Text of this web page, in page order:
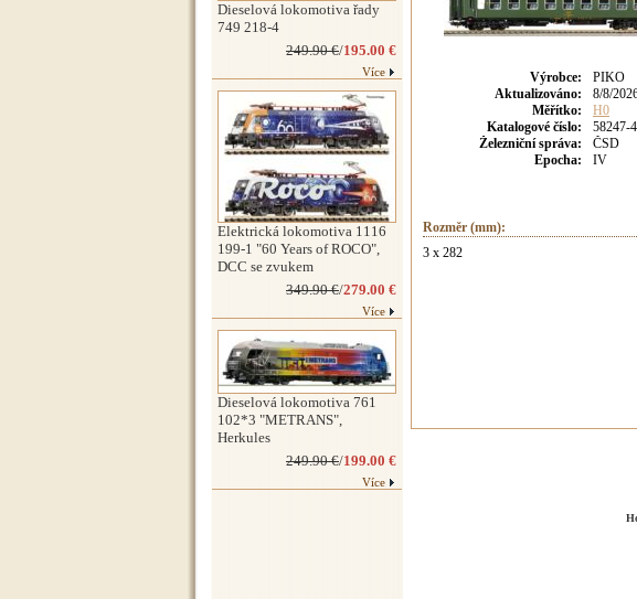
Výrobce:
PIKO
Aktualizováno:
8/8/
Měřítko:
H0
Katalogové číslo:
58247-
Železniční správa:
ČSD
Epocha:
IV
Rozměr (mm):
3 x 282
Dieselová lokomotiva řady
749 218-4
249.90 €/195.00 €
Více
Elektrická lokomotiva 1116
199-1 "60 Years of ROCO",
DCC se zvukem
349.90 €/279.00 €
Více
Dieselová lokomotiva 761
102*3 "METRANS",
Herkules
249.90 €/199.00 €
Více